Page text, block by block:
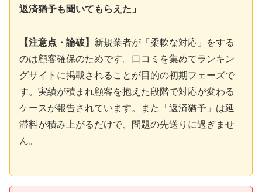
返済猶予も聞いてもらえた」
【注意点・論破】 新規業者が「柔軟な対応」をする
のは顧客確保のためです。口コミを集めてランキン
グサイトに掲載されることが目的の初期フェーズで
す。実績が積まれ顧客を抱えた段階で対応が変わる
ケースが報告されています。また「返済猶予」は延
滞料が積み上がるだけで、問題の先送りに過ぎませ
ん。